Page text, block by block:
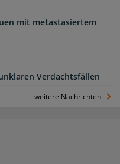
mit metastasiertem
Verdachtsfällen
weitere Nachrichten